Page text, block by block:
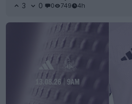
3 0 0 749 4h